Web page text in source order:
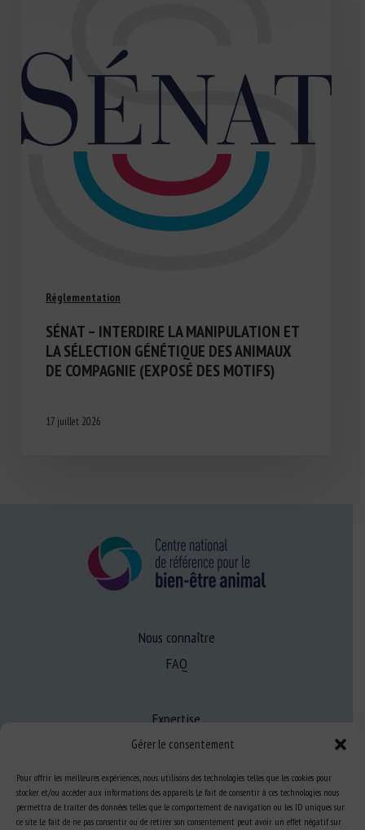
Gérer le consentement
Pour offrir les meilleures expériences, nous utilisons des technologies telles que les cookies pour
stocker et/ou accéder aux informations des appareils. Le fait de consentir à ces technologies nous
permettra de traiter des données telles que le comportement de navigation ou les ID uniques sur
ce site. Le fait de ne pas consentir ou de retirer son consentement peut avoir un effet négatif sur
Réglementation
SÉNAT – INTERDIRE LA MANIPULATION ET
LA SÉLECTION GÉNÉTIQUE DES ANIMAUX
DE COMPAGNIE (EXPOSÉ DES MOTIFS)
17 juillet 2026
Nous connaître
FAQ
Expertise
S’informer sur le BEA
Se former au BEA